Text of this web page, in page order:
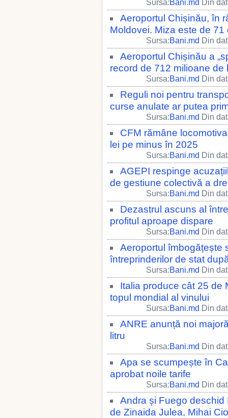
Sursa:Bani.md Din
Aeroportul Chișinău, în
Moldovei. Miza este de 71
Sursa:Bani.md Din
Aeroportul Chișinău a
record de 712 milioane de
Sursa:Bani.md Din
Reguli noi pentru
curse anulate ar putea
Sursa:Bani.md Din
CFM rămâne
lei pe minus în 2025
Sursa:Bani.md Din
AGEPI respinge
de gestiune colectivă a
Sursa:Bani.md Din
Dezastrul ascuns al
profitul aproape dispare
Sursa:Bani.md Din
Aeroportul îmbogățește
întreprinderilor de stat
Sursa:Bani.md Din
Italia produce cât 25 de
topul mondial al vinului
Sursa:Bani.md Din
ANRE anunță noi
litru
Sursa:Bani.md Din
Apa se scumpește în
aprobat noile tarife
Sursa:Bani.md Din
Andra și Fuego deschid
de Zinaida Julea, Mihai